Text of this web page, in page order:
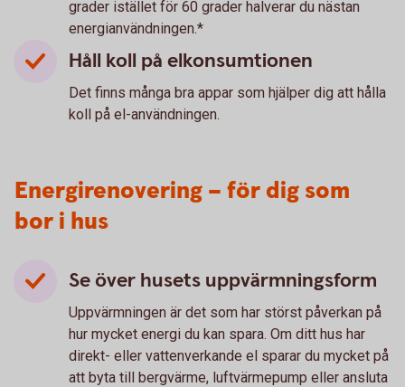
grader istället för 60 grader halverar du nästan
energianvändningen.*
Håll koll på elkonsumtionen
Det finns många bra appar som hjälper dig att hålla
koll på el-användningen.
Energirenovering – för dig som
bor i hus
Se över husets uppvärmningsform
Uppvärmningen är det som har störst påverkan på
hur mycket energi du kan spara. Om ditt hus har
direkt- eller vattenverkande el sparar du mycket på
att byta till bergvärme, luftvärmepump eller ansluta